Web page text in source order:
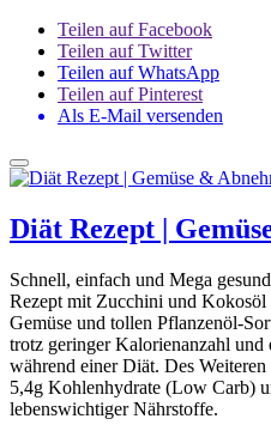
Teilen auf Facebook
Teilen auf Twitter
Teilen auf WhatsApp
Teilen auf Pinterest
Als E-Mail versenden
Diät Rezept |
Schnell, einfach und Mega
Rezept mit Zucchini und Kokosöl
Gemüse und tollen Pflanzenöl-
trotz geringer Kalorienanzahl
während einer Diät. Des
5,4g Kohlenhydrate (Low Carb)
lebenswichtiger Nährstoffe.